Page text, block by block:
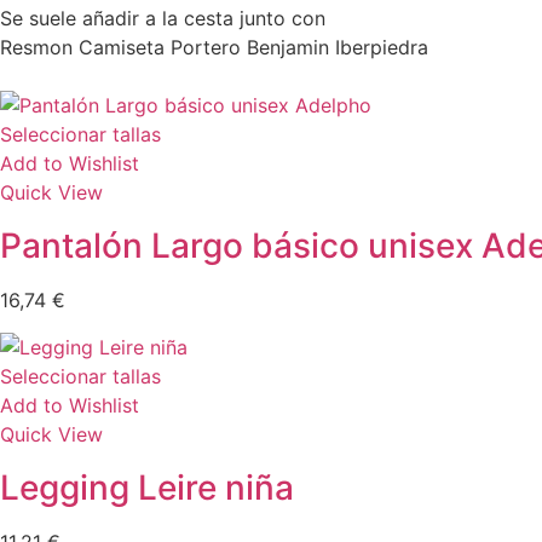
Se suele añadir a la cesta junto con
Resmon Camiseta Portero Benjamin Iberpiedra
Seleccionar tallas
Add to Wishlist
Quick View
Pantalón Largo básico unisex
16,74 €
Seleccionar tallas
Add to Wishlist
Quick View
Legging Leire niña